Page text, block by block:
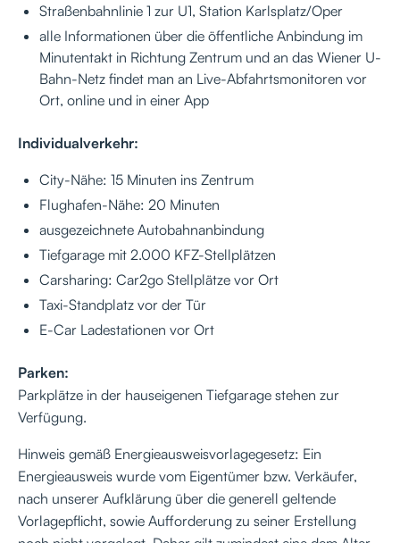
Straßenbahnlinie 1 zur U1, Station Karlsplatz/Oper
alle Informationen über die öffentliche Anbindung im
Minutentakt in Richtung Zentrum und an das Wiener U-
Bahn-Netz findet man an Live-Abfahrtsmonitoren vor
Ort, online und in einer App
Individualverkehr:
City-Nähe: 15 Minuten ins Zentrum
Flughafen-Nähe: 20 Minuten
ausgezeichnete Autobahnanbindung
Tiefgarage mit 2.000 KFZ-Stellplätzen
Carsharing: Car2go Stellplätze vor Ort
Taxi-Standplatz vor der Tür
E-Car Ladestationen vor Ort
Parken:
Parkplätze in der hauseigenen Tiefgarage stehen zur
Verfügung.
Hinweis gemäß Energieausweisvorlagegesetz: Ein
Energieausweis wurde vom Eigentümer bzw. Verkäufer,
nach unserer Aufklärung über die generell geltende
Vorlagepflicht, sowie Aufforderung zu seiner Erstellung